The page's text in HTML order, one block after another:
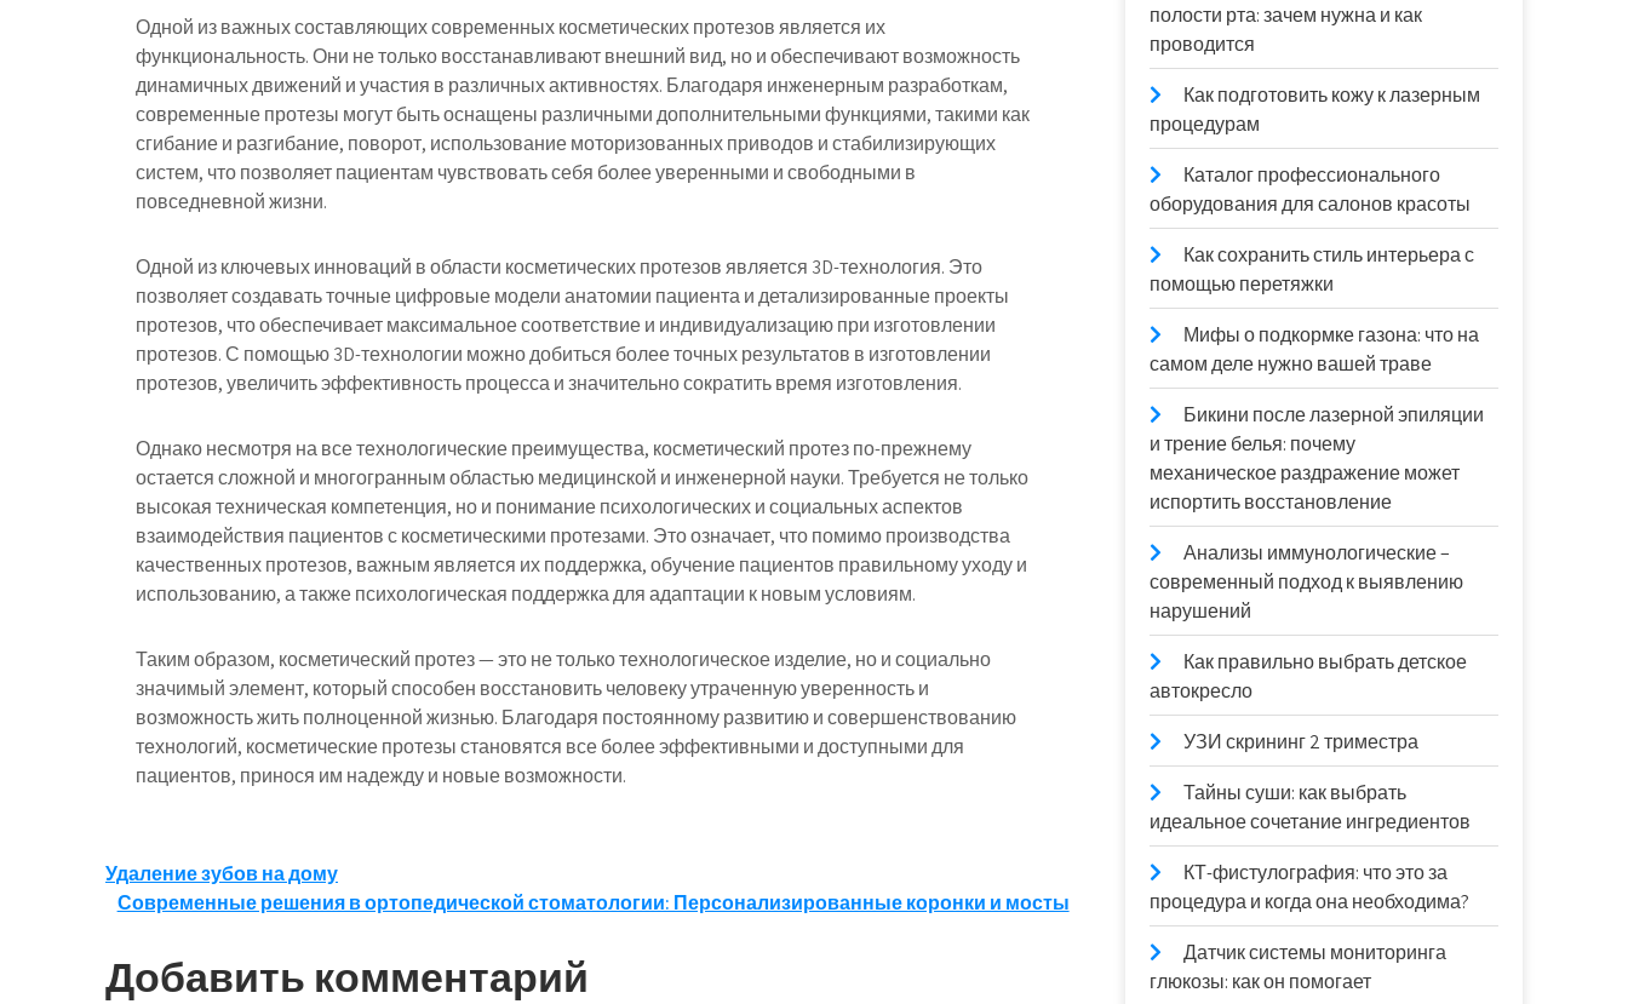
Одной из важных составляющих современных косметических протезов является их
функциональность. Они не только восстанавливают внешний вид, но и обеспечивают возможность
динамичных движений и участия в различных активностях. Благодаря инженерным разработкам,
современные протезы могут быть оснащены различными дополнительными функциями, такими как
сгибание и разгибание, поворот, использование моторизованных приводов и стабилизирующих
систем, что позволяет пациентам чувствовать себя более уверенными и свободными в
повседневной жизни.
Одной из ключевых инноваций в области косметических протезов является 3D-технология. Это
позволяет создавать точные цифровые модели анатомии пациента и детализированные проекты
протезов, что обеспечивает максимальное соответствие и индивидуализацию при изготовлении
протезов. С помощью 3D-технологии можно добиться более точных результатов в изготовлении
протезов, увеличить эффективность процесса и значительно сократить время изготовления.
Однако несмотря на все технологические преимущества, косметический протез по-прежнему
остается сложной и многогранным областью медицинской и инженерной науки. Требуется не только
высокая техническая компетенция, но и понимание психологических и социальных аспектов
взаимодействия пациентов с косметическими протезами. Это означает, что помимо производства
качественных протезов, важным является их поддержка, обучение пациентов правильному уходу и
использованию, а также психологическая поддержка для адаптации к новым условиям.
Таким образом, косметический протез — это не только технологическое изделие, но и социально
значимый элемент, который способен восстановить человеку утраченную уверенность и
возможность жить полноценной жизнью. Благодаря постоянному развитию и совершенствованию
технологий, косметические протезы становятся все более эффективными и доступными для
пациентов, принося им надежду и новые возможности.
Навигация
по
записям
Удаление зубов на дому
Современные решения в ортопедической стоматологии: Персонализированные коронки и мосты
Добавить комментарий
полости рта: зачем нужна и как
проводится
Как подготовить кожу к лазерным
процедурам
Каталог профессионального
оборудования для салонов красоты
Как сохранить стиль интерьера с
помощью перетяжки
Мифы о подкормке газона: что на
самом деле нужно вашей траве
Бикини после лазерной эпиляции
и трение белья: почему
механическое раздражение может
испортить восстановление
Анализы иммунологические –
современный подход к выявлению
нарушений
Как правильно выбрать детское
автокресло
УЗИ скрининг 2 триместра
Тайны суши: как выбрать
идеальное сочетание ингредиентов
КТ-фистулография: что это за
процедура и когда она необходима?
Датчик системы мониторинга
глюкозы: как он помогает